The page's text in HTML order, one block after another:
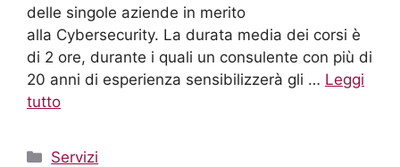
delle singole aziende in merito
alla Cybersecurity. La durata media dei corsi è
di 2 ore, durante i quali un consulente con più di
20 anni di esperienza sensibilizzerà gli … Leggi
tutto
Servizi